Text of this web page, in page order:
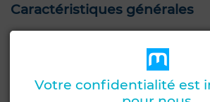
Caractéristiques générales
Jardin Terrasse Piscine
Votre confidentialité est